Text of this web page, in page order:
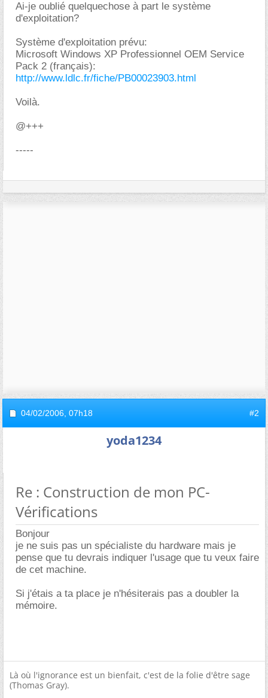
Ai-je oublié quelquechose à part le système
d'exploitation?
Système d'exploitation prévu:
Microsoft Windows XP Professionnel OEM Service
Pack 2 (français):
http://www.ldlc.fr/fiche/PB00023903.html
Voilà.
@+++
-----
04/02/2006, 07h18 #2
yoda1234
Re : Construction de mon PC-
Vérifications
Bonjour
je ne suis pas un spécialiste du hardware mais je
pense que tu devrais indiquer l'usage que tu veux faire
de cet machine.
Si j'étais a ta place je n'hésiterais pas a doubler la
mémoire.
Là où l'ignorance est un bienfait, c'est de la folie d'être sage
(Thomas Gray).